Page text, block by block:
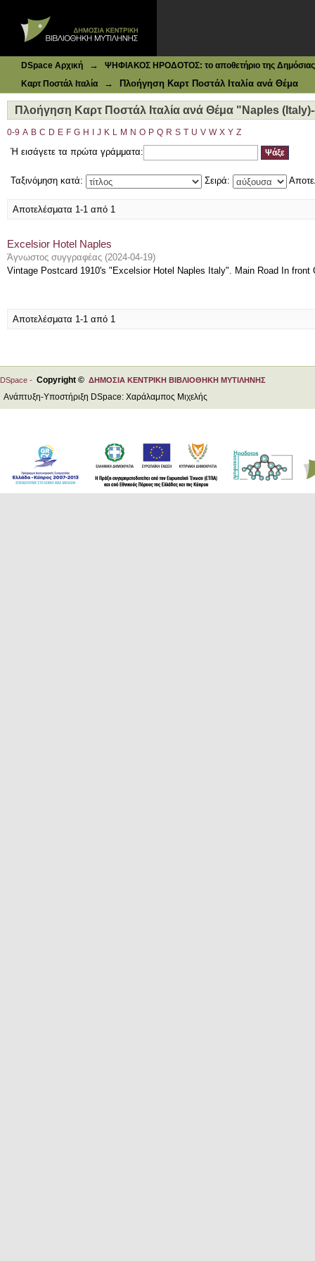
DSpace Αρχική →
ΨΗΦΙΑΚΟΣ ΗΡΟΔΟΤΟΣ: το αποθετήριο της Δημόσιας
Καρτ Ποστάλ Ιταλία
→ Πλοήγηση Καρτ Ποστάλ Ιταλία ανά Θέμα
Πλοήγηση Καρτ Ποστάλ Ιταλία ανά Θέμα "Naples
0-9 A B C D E F G H J K L M N O P Q R S T U V W X Y Z
Ή εισάγετε τα πρώτα γράμματα:
Ταξινόμηση κατά: Σειρά:
Αποτελέσματα 1-1 από 1
Excelsior Hotel Naples
Άγνωστος συγγραφέας (2024-04-19)
Vintage Postcard 1910's "Excelsior Hotel Naples Italy". Main Road In front
Αποτελέσματα 1-1 από 1
DSpace - Copyright © ΔΗΜΟΣΙΑ ΚΕΝΤΡΙΚΗ ΒΙΒΛΙΟΘΗΚΗ ΜΥΤΙΛΗΝΗΣ
Ανάπτυξη-Υποστήριξη DSpace: Χαράλαμπος Μιχελής